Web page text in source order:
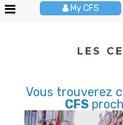
My CFS
enfants
Activités
LES
Vous trouverez
CFS